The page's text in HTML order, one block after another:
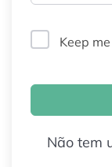
Keep
Não tem